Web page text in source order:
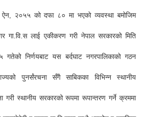
ऐन, २०५५ को दफा ८० मा भएको व्यवस्था बमोजिम
गा.वि.स लाई एकीकरण गरी नेपाल सरकारको मिति
निर्णयबाट यस बर्दघाट नगरपालिकाको गठन
पुनर्संरचना सँगै साबिकका विभिन्न स्थानीय
गरी स्थानीय सरकारको रूपमा रूपान्तरण गर्ने क्रममा